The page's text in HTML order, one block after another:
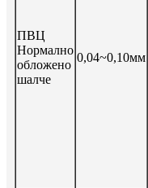
ПВЦ
Нормално
обложено
шалче
0,04~0,10мм